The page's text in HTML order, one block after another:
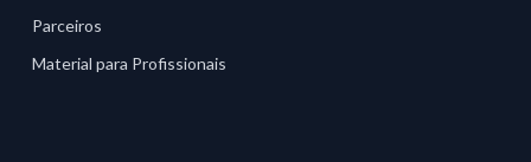
Parceiros
Material para Profissionais